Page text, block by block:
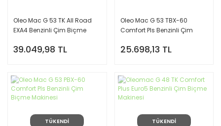
Oleo Mac G 53 TK All Road
EXA4 Benzinli Çim Biçme
39.049,98 TL
Oleo Mac G 53 TBX-60
Comfort Pls Benzinli Çim
25.698,13 TL
TÜKENDİ TÜKENDİ